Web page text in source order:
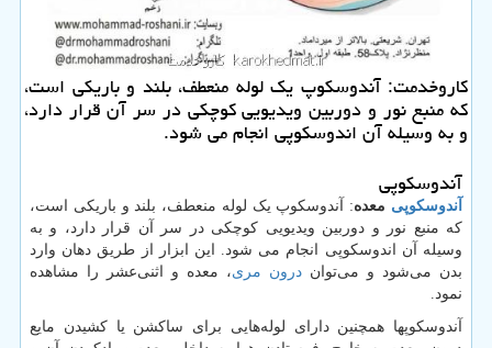
كاروخدمت: آندوسكوپ یك لوله منعطف، بلند و باریكی است،
كه منبع نور و دوربین ویدیویی كوچكی در سر آن قرار دارد،
و به وسیله آن اندوسكوپی انجام می شود.
آندوسکوپی
آندوسکوپی معده: آندوسکوپ یک لوله منعطف، بلند و باریکی است،
که منبع نور و دوربین ویدیویی کوچکی در سر آن قرار دارد، و به
وسیله آن اندوسکوپی انجام می شود. این ابزار از طریق دهان وارد
بدن می‌شود و می‌توان درون مری، معده و اثنی‌عشر را مشاهده
نمود.
آندوسکوپها همچنین دارای لوله‌هایی برای ساکشن یا کشیدن مایع